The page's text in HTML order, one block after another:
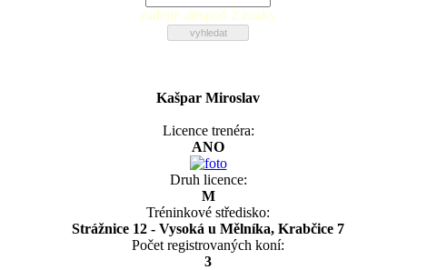
zadejte alespoň 2 znaky
Kašpar Miroslav
Licence trenéra:
ANO
Druh licence:
M
Tréninkové středisko:
Strážnice 12 - Vysoká u Mělníka, Krabčice 7
Počet registrovaných koní:
3